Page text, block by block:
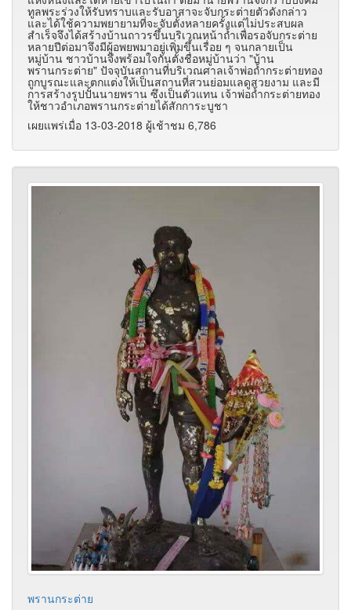
ทูลพระร่วงให้รับทราบและรับอาสาจะจับกระต่ายตัวดังกล่าว
และได้ใช้ความพยายามที่จะจับตั้งหลายครั้งแต่ไม่ประสบผล
สำเร็จจึงได้สร้างบ้านถาวรขึ้นบริเวณหน้าถ้ำเพื่อรอจับกระต่าย
หลายปีต่อมาจึงมีผู้อพยพมาอยู่เพิ่มขึ้นเรื่อย ๆ จนกลายเป็น
หมู่บ้าน ชาวบ้านจึงพร้อมใจกันตั้งชื่อหมู่บ้านว่า "บ้าน
พรานกระต่าย" ปัจจุบันสถานที่บริเวณศาลเจ้าพ่อถ้ำกระต่ายทอง
ถูกบูรณะและตกแต่งให้เป็นสถานที่สวนย่อมแลดูสวยงาม และมี
การสร้างรูปปั้นนายพราน ซึงเป็นตัวแทน เจ้าพ่อถ้ำกระต่ายทอง
ให้ชาวอำเภอพรานกระต่ายได้สักการะบูชา
เผยแพร่เมื่อ 13-03-2018 ผู้เช้าชม 6,786
พรานกระต่าย